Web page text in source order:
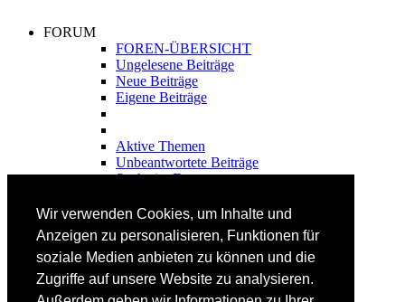
Wir verwenden Cookies, um Inhalte und
Anzeigen zu personalisieren, Funktionen für
soziale Medien anbieten zu können und die
Zugriffe auf unsere Website zu analysieren.
FORUM
FOREN-ÜBERSICHT
Ungelesene Beiträge
Neue Beiträge
Eigene Beiträge
Aktive Themen
Unbeantwortete Beiträge
Suche im Forum
FAHRTECHNIK
Fortgeschrittene
Lehrplan
Videoanalyse